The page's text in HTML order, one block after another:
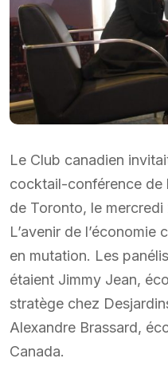
Le Club canadien
cocktail-conférence de
de Toronto, le
L’avenir de
en mutation. Les
étaient Jimmy Jean,
stratège chez
Alexandre Brassard,
Canada.